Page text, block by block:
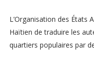
L’Organisation des États
Haïtien de traduire les
quartiers populaires par